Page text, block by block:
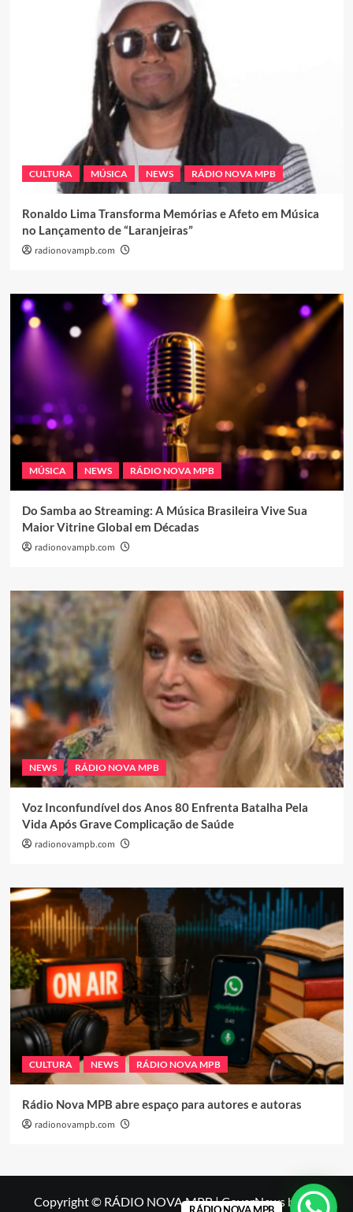
CULTURA MÚSICA NEWS RÁDIO NOVA MPB
Ronaldo Lima Transforma Memórias e Afeto em Música
no Lançamento de “Laranjeiras”
radionovampb.com
MÚSICA NEWS RÁDIO NOVA MPB
Do Samba ao Streaming: A Música Brasileira Vive Sua
Maior Vitrine Global em Décadas
radionovampb.com
NEWS RÁDIO NOVA MPB
Voz Inconfundível dos Anos 80 Enfrenta Batalha Pela
Vida Após Grave Complicação de Saúde
radionovampb.com
CULTURA NEWS RÁDIO NOVA MPB
Rádio Nova MPB abre espaço para autores e autoras
radionovampb.com
Copyright © RÁDIO NOVA MPB|CoverNews by AF